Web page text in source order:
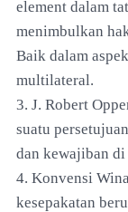
element dalam
menimbulkan
Baik dalam
multilateral.
3. J. Robert
suatu
dan kewajiban
4. Konvensi
kesepakatan